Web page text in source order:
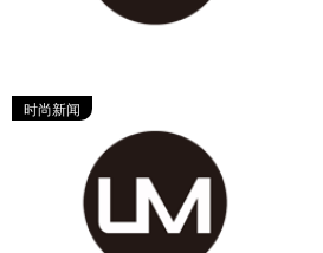
时尚新闻